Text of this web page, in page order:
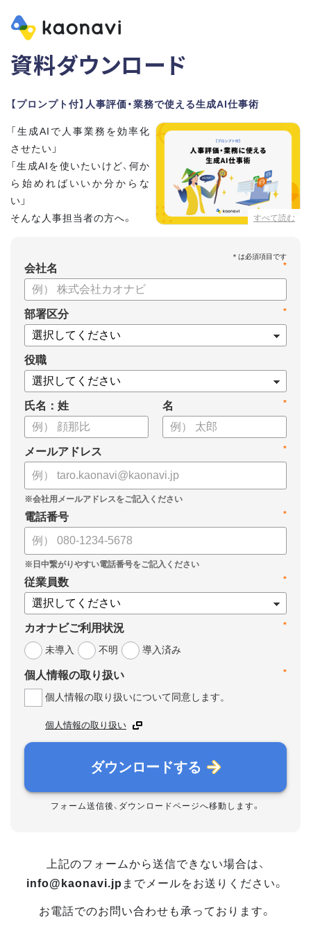
資料ダウンロード
【プロンプト付】人事評価・業務で使える生成AI仕事術
すべて読む
「生成AIで人事業務を効率化
させたい」
「生成AIを使いたいけど、何か
ら始めればいいか分からな
い」
そんな人事担当者の方へ。
本資料では、人事担当者300名の実態調査をもとに現場ですぐ
に役立つ生成AI活用術を紹介しています。
生成AI利用時のポイントや注意事項もまとめているため、これ
から始める方も安心です。評価シートフォーマットの作成や素
案の生成など、コピペで使えるプロンプトも収録！
生成AIを「壁打ち相手」や「作業アシスタント」にして、明日か
らの人事業務を効率化してみませんか？
【資料の内容】
・人事担当者に聞いた「生成AI活用に関する実態調査」
・生成AI利用における注意点やルール
・今日から使えるプロンプト集（人事評価、エンゲージメント業
務）
*
会社名
*
部署区分
役職
氏名：姓 *
名
*
メールアドレス
*
電話番号
*
従業員数
*
カオナビご利用状況
未導入
不明 導入済み
*
個人情報の取り扱い
個人情報の取り扱いについて同意します。
個人情報の取り扱い
ダウンロードする
フォーム送信後、ダウンロードページへ移動します。
上記のフォームから送信できない場合は、
info@kaonavi.jp までメールをお送りください。
お電話でのお問い合わせも承っております。